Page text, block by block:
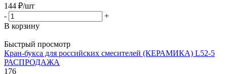
144 ₽/шт
-
+
В корзину
Быстрый просмотр
Кран-букса для российских смесителей (КЕРАМИКА) L52-5
РАСПРОДАЖА
176